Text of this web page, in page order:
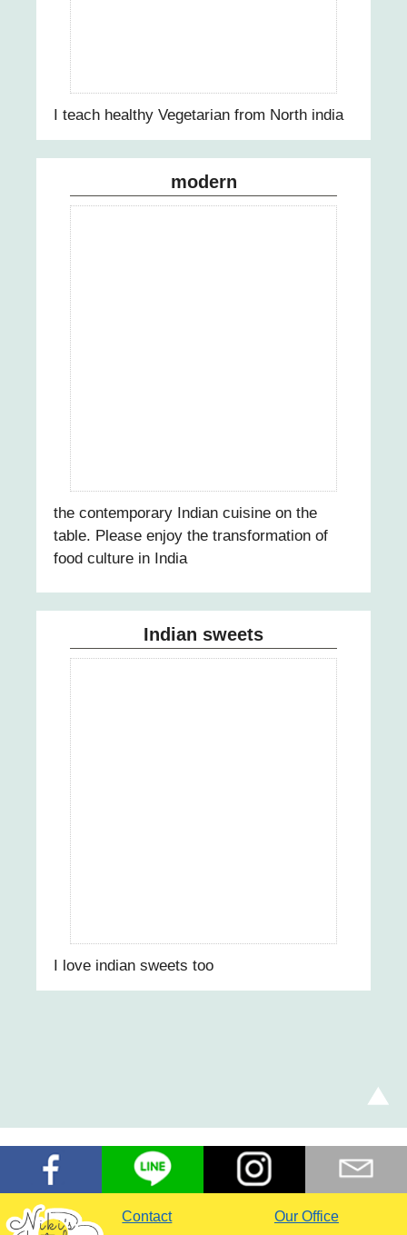
I teach healthy Vegetarian from North india
modern
the contemporary Indian cuisine on the
table. Please enjoy the transformation of
food culture in India
Indian sweets
I love indian sweets too
Contact Our Office